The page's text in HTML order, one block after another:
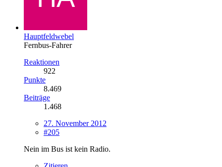
Hauptfeldwebel
Fernbus-Fahrer
Reaktionen
922
Punkte
8.469
Beiträge
1.468
27. November 2012
#205
Nein im Bus ist kein Radio.